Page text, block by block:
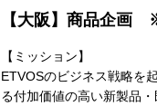
【大阪】商品企画
【ミッション】
ETVOSのビジネス戦略を
る付加価値の高い新製品